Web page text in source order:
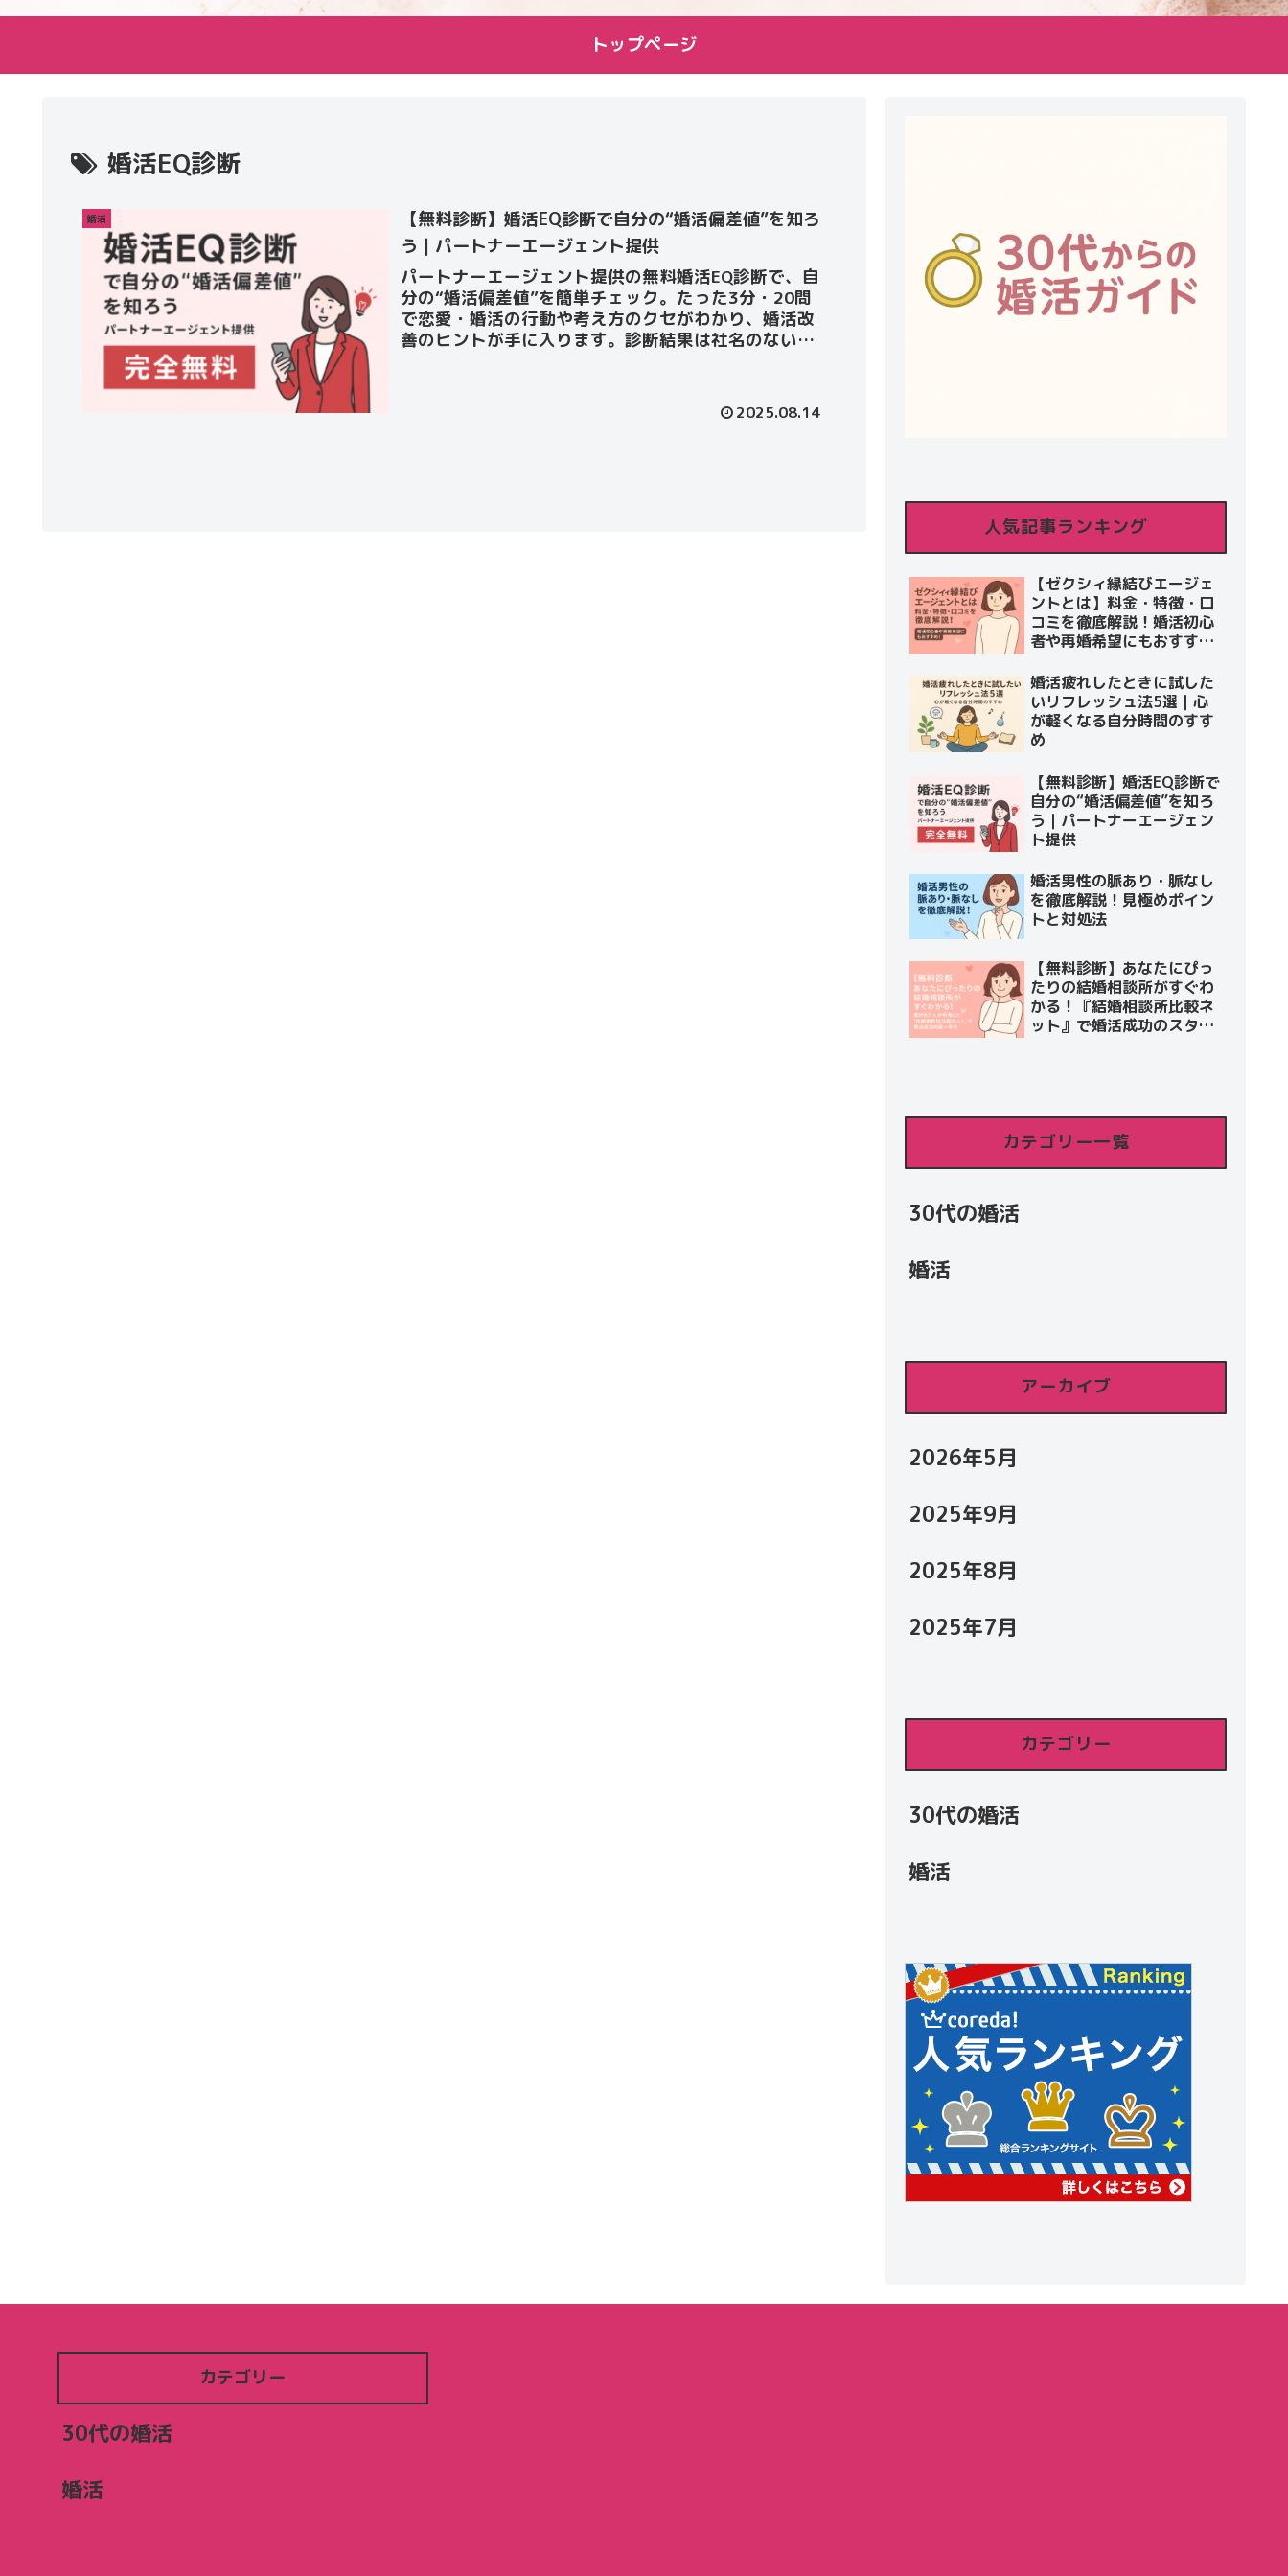
トップページ
婚活EQ診断
婚活
【無料診断】婚活EQ診断で自分の“婚活偏差値”を知ろ
う｜パートナーエージェント提供
パートナーエージェント提供の無料婚活EQ診断で、自
分の“婚活偏差値”を簡単チェック。たった3分・20問
で恋愛・婚活の行動や考え方のクセがわかり、婚活改
善のヒントが手に入ります。診断結果は社名のない封
2025.08.14
人気記事ランキング
【ゼクシィ縁結びエージェ
ントとは】料金・特徴・口
コミを徹底解説！婚活初心
者や再婚希望にもおすす
婚活疲れしたときに試した
いリフレッシュ法5選｜心
が軽くなる自分時間のすす
め
【無料診断】婚活EQ診断で
自分の“婚活偏差値”を知ろ
う｜パートナーエージェン
ト提供
婚活男性の脈あり・脈なし
を徹底解説！見極めポイン
トと対処法
【無料診断】あなたにぴっ
たりの結婚相談所がすぐわ
かる！『結婚相談所比較ネ
ット』で婚活成功のスター
カテゴリー一覧
30代の婚活
婚活
アーカイブ
2026年5月
2025年9月
2025年8月
2025年7月
カテゴリー
30代の婚活
婚活
カテゴリー
30代の婚活
婚活